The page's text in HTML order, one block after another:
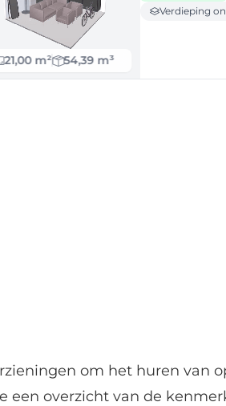
21,00 m² 54,39 m³
Verdieping
om het huren van
een overzicht van de